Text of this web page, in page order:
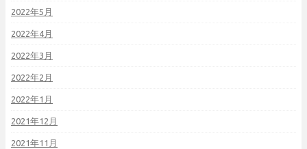
2022年5月
2022年4月
2022年3月
2022年2月
2022年1月
2021年12月
2021年11月